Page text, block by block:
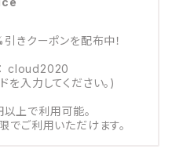
きクーポンを配布中！
cloud2020
を入力してください。)
上で利用可能。
でご利用いただけます。